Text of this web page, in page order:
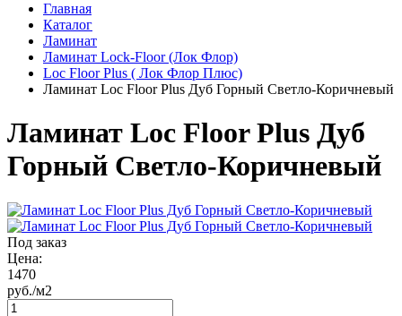
Главная
Каталог
Ламинат
Ламинат Lock-Floor (Лок Флор)
Loc Floor Plus ( Лок Флор Плюс)
Ламинат Loc Floor Plus Дуб Горный Светло-Коричневый
Ламинат Loc Floor Plus Дуб
Горный Светло-Коричневый
Под заказ
Цена:
1470
руб./м2